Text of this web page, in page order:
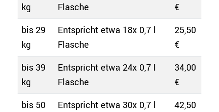
kg
Flasche
€
bis 29
kg
Entspricht etwa 18x 0,7 l
Flasche
25,50
€
bis 39
kg
Entspricht etwa 24x 0,7 l
Flasche
34,00
€
bis 50
Entspricht etwa 30x 0,7 l
42,50